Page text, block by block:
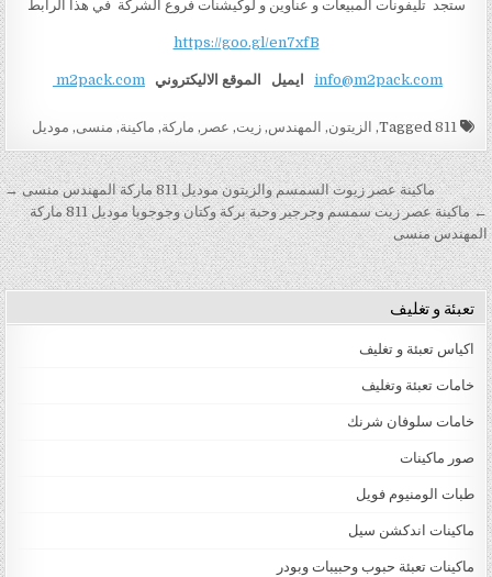
ستجد تليفونات المبيعات و عناوين و لوكيشنات فروع الشركة في هذا الرابط
https://goo.gl/en7xfB
info@m2pack.com ايميل الموقع الاليكتروني m2pack.com
Tagged
811
, الزيتون, المهندس,زيت, عصر , ماركة, ماكينة, منسى, موديل
تصفّح المقالات
ماكينة عصر زيوت السمسم والزيتون موديل 811 ماركة المهندس منسى →
← ماكينة عصر زيت سمسم وجرجير وحبة بركة وكتان وجوجوبا موديل 811 ماركة
المهندس منسى
تعبئة و تغليف
اكياس تعبئة و تغليف
خامات تعبئة وتغليف
خامات سلوفان شرنك
صور ماكينات
طبات الومنيوم فويل
ماكينات اندكشن سيل
ماكينات تعبئة حبوب وحبيبات وبودر